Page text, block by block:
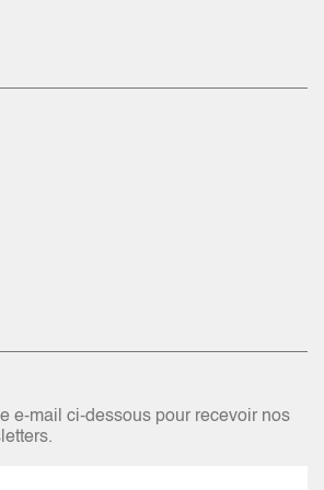
e-mail ci-dessous pour recevoir nos